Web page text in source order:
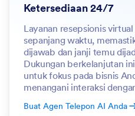
Ketersediaan 24/7
Layanan resepsionis
sepanjang waktu,
dijawab dan janji temu
Dukungan berkelanjutan
untuk fokus pada bisnis
menangani interaksi
Buat Agen Telepon AI Anda